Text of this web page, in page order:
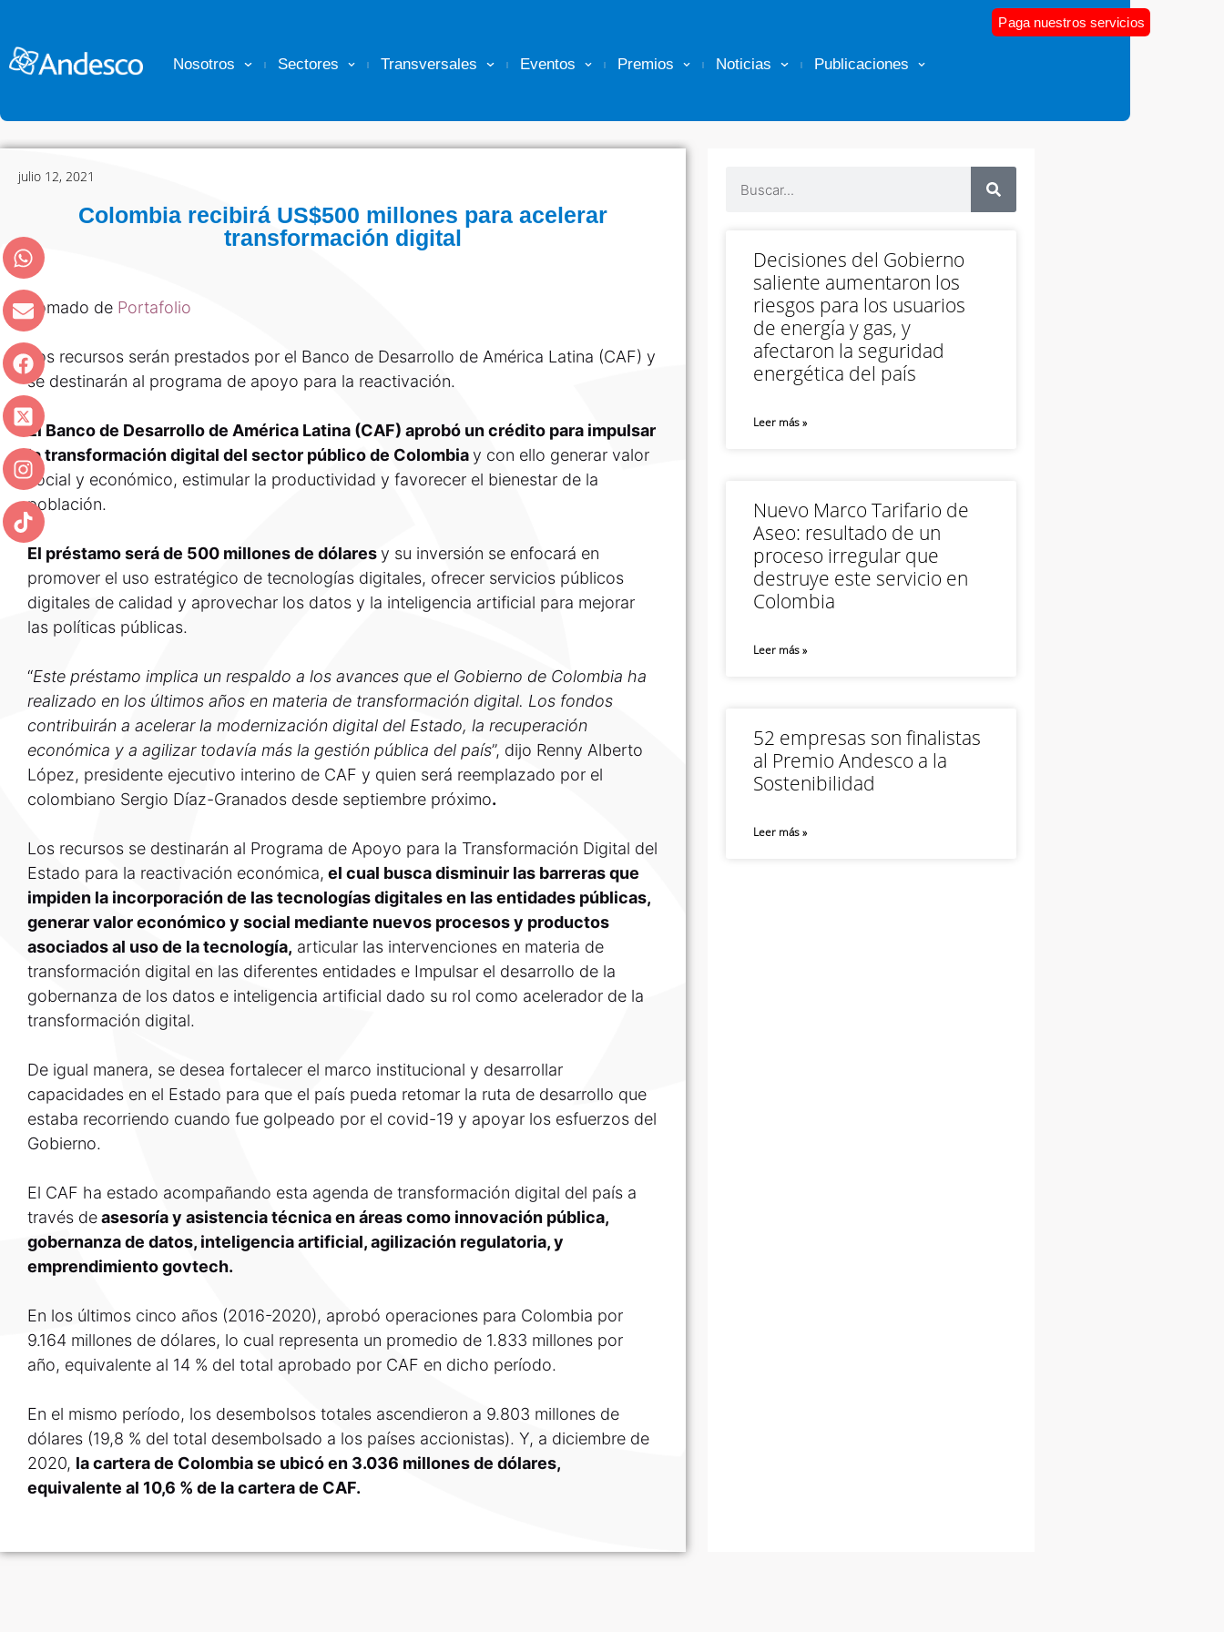
Nosotros Sectores Transversales Eventos Premios Noticias Publicaciones
Paga nuestros servicios
julio 12, 2021
Colombia recibirá US$500 millones para acelerar
transformación digital
Tomado de Portafolio
Los recursos serán prestados por el Banco de Desarrollo de América Latina (CAF) y
se destinarán al programa de apoyo para la reactivación.
El Banco de Desarrollo de América Latina (CAF) aprobó un crédito para impulsar
la transformación digital del sector público de Colombiay con ello generar valor
social y económico, estimular la productividad y favorecer el bienestar de la
población.
El préstamo será de 500 millones de dólaresy su inversión se enfocará en
promover el uso estratégico de tecnologías digitales, ofrecer servicios públicos
digitales de calidad y aprovechar los datos y la inteligencia artificial para mejorar
las políticas públicas.
“Este préstamo implica un respaldo a los avances que el Gobierno de Colombia ha
realizado en los últimos años en materia de transformación digital. Los fondos
contribuirán a acelerar la modernización digital del Estado, la recuperación
económica y a agilizar todavía más la gestión pública del país”, dijo Renny Alberto
López, presidente ejecutivo interino de CAF y quien será reemplazado por el
colombiano Sergio Díaz-Granados desde septiembre próximo.
Los recursos se destinarán al Programa de Apoyo para la Transformación Digital del
Estado para la reactivación económica, el cual busca disminuir las barreras que
impiden la incorporación de las tecnologías digitales en las entidades públicas,
generar valor económico y social mediante nuevos procesos y productos
asociados al uso de la tecnología, articular las intervenciones en materia de
transformación digital en las diferentes entidades e Impulsar el desarrollo de la
gobernanza de los datos e inteligencia artificial dado su rol como acelerador de la
transformación digital.
De igual manera, se desea fortalecer el marco institucional y desarrollar
capacidades en el Estado para que el país pueda retomar la ruta de desarrollo que
estaba recorriendo cuando fue golpeado por el covid-19 y apoyar los esfuerzos del
Gobierno.
El CAF ha estado acompañando esta agenda de transformación digital del país a
través deasesoría y asistencia técnica en áreas como innovación pública,
gobernanza de datos, inteligencia artificial, agilización regulatoria, y
emprendimiento govtech.
En los últimos cinco años (2016-2020), aprobó operaciones para Colombia por
9.164 millones de dólares, lo cual representa un promedio de 1.833 millones por
año, equivalente al 14 % del total aprobado por CAF en dicho período.
En el mismo período, los desembolsos totales ascendieron a 9.803 millones de
dólares (19,8 % del total desembolsado a los países accionistas). Y, a diciembre de
2020, la cartera de Colombia se ubicó en 3.036 millones de dólares,
equivalente al 10,6 % de la cartera de CAF.
Decisiones del Gobierno
saliente aumentaron los
riesgos para los usuarios
de energía y gas, y
afectaron la seguridad
energética del país
Leer más »
Nuevo Marco Tarifario de
Aseo: resultado de un
proceso irregular que
destruye este servicio en
Colombia
Leer más »
52 empresas son finalistas
al Premio Andesco a la
Sostenibilidad
Leer más »